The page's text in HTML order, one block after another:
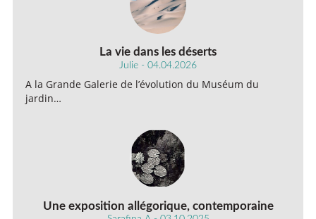
La vie dans les déserts
Julie - 04.04.2026
A la Grande Galerie de l’évolution du Muséum du
jardin…
Une exposition allégorique, contemporaine